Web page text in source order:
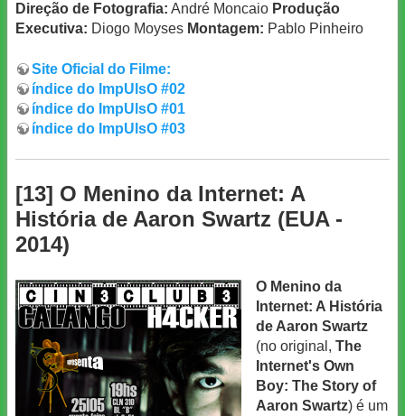
Direção de Fotografia: André Moncaio Produção
Executiva: Diogo Moyses Montagem: Pablo Pinheiro
Site Oficial do Filme:
índice do ImpUlsO #02
índice do ImpUlsO #01
índice do ImpUlsO #03
[13] O Menino da Internet: A
História de Aaron Swartz (EUA -
2014)
O Menino da
Internet: A História
de Aaron Swartz
(no original, The
Internet's Own
Boy: The Story of
Aaron Swartz) é um